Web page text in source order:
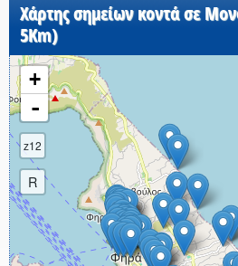
Χάρτης σημείων κοντά σε
5Km)
+
-
z12
R